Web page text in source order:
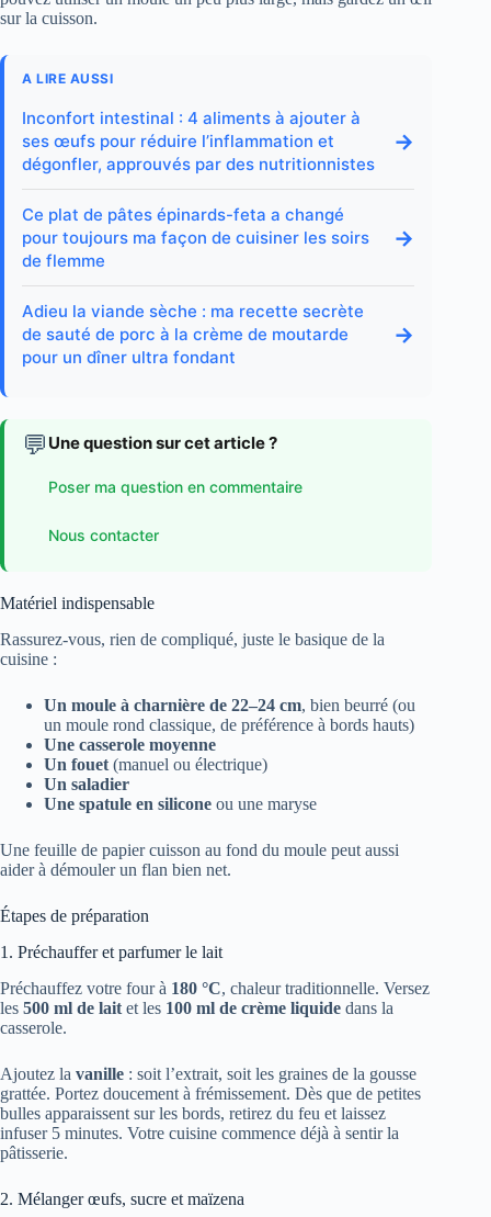
sur la cuisson.
A LIRE AUSSI
Inconfort intestinal : 4 aliments à ajouter à
ses œufs pour réduire l’inflammation et
dégonfler, approuvés par des nutritionnistes
→
Ce plat de pâtes épinards-feta a changé
pour toujours ma façon de cuisiner les soirs
de flemme
→
Adieu la viande sèche : ma recette secrète
de sauté de porc à la crème de moutarde
pour un dîner ultra fondant
→
💬 Une question sur cet article ?
Poser ma question en commentaire
Nous contacter
Matériel indispensable
Rassurez-vous, rien de compliqué, juste le basique de la
cuisine :
Un moule à charnière de 22–24 cm, bien beurré (ou
un moule rond classique, de préférence à bords hauts)
Une casserole moyenne
Un fouet (manuel ou électrique)
Un saladier
Une spatule en silicone ou une maryse
Une feuille de papier cuisson au fond du moule peut aussi
aider à démouler un flan bien net.
Étapes de préparation
1. Préchauffer et parfumer le lait
Préchauffez votre four à 180 °C, chaleur traditionnelle. Versez
les 500 ml de lait et les 100 ml de crème liquide dans la
casserole.
Ajoutez la vanille : soit l’extrait, soit les graines de la gousse
grattée. Portez doucement à frémissement. Dès que de petites
bulles apparaissent sur les bords, retirez du feu et laissez
infuser 5 minutes. Votre cuisine commence déjà à sentir la
pâtisserie.
2. Mélanger œufs, sucre et maïzena